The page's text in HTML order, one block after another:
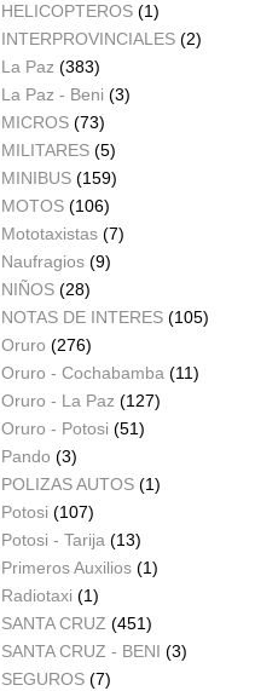
HELICOPTEROS (1)
INTERPROVINCIALES (2)
La Paz (383)
La Paz - Beni (3)
MICROS (73)
MILITARES (5)
MINIBUS (159)
MOTOS (106)
Mototaxistas (7)
Naufragios (9)
NIÑOS (28)
NOTAS DE INTERES (105)
Oruro (276)
Oruro - Cochabamba (11)
Oruro - La Paz (127)
Oruro - Potosi (51)
Pando (3)
POLIZAS AUTOS (1)
Potosi (107)
Potosi - Tarija (13)
Primeros Auxilios (1)
Radiotaxi (1)
SANTA CRUZ (451)
SANTA CRUZ - BENI (3)
SEGUROS (7)